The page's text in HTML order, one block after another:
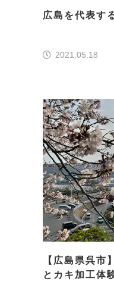
広島を代表す
2021.05.18
【広島県呉市
とカキ加工体